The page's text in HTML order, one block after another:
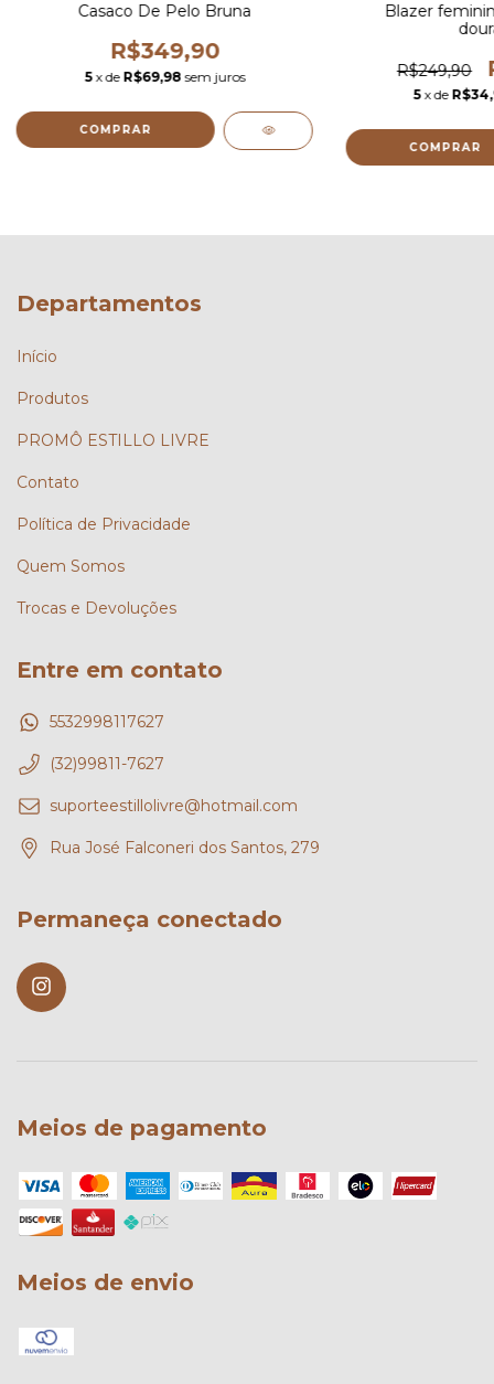
Casaco De Pelo Bruna
R$349,90
5 x de R$69,98 sem juros
COMPRAR
Blazer
R$249,90
5 x de
COMPRAR
Departamentos
Início
Produtos
PROMÔ ESTILLO LIVRE
Contato
Política de Privacidade
Quem Somos
Trocas e Devoluções
Entre em contato
5532998117627
(32)99811-7627
suporteestillolivre@hotmail.com
Rua José Falconeri dos Santos, 279
Permaneça conectado
Meios de pagamento
Meios de envio